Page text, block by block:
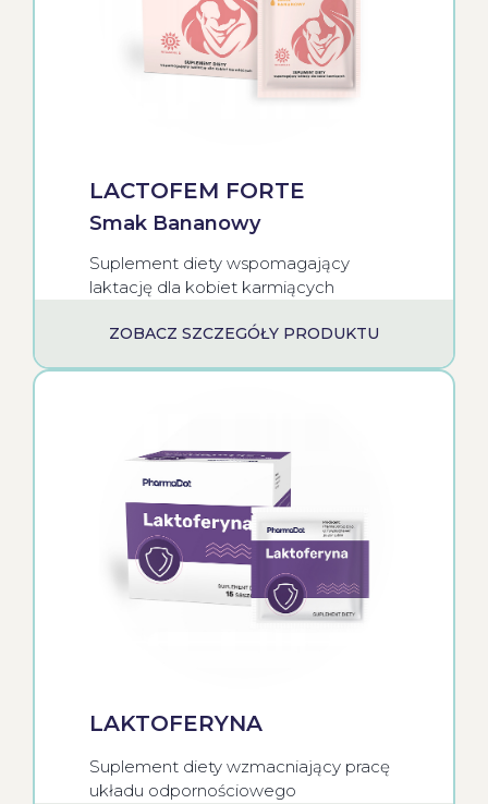
LACTOFEM FORTE
Smak Bananowy
Suplement diety wspomagający
laktację dla kobiet karmiących
ZOBACZ SZCZEGÓŁY PRODUKTU
LAKTOFERYNA
Suplement diety wzmacniający pracę
układu odpornościowego